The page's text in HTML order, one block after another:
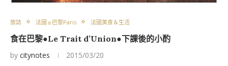
旅誌 法國☼巴黎Paris 法國美食＆生活
食在巴黎●Le Trait d’Union●下課後的小酌
by citynotes 2015/03/20